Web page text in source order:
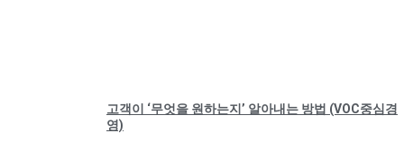
고객이 ‘무엇을 원하는지’ 알아내는 방법 (VOC중심경
영)